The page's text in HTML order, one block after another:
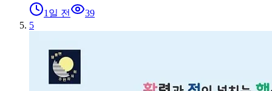
1일 전
39
5